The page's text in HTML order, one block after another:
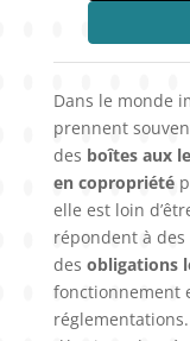
Dans le monde
prennent
des boîtes aux
en copropriété
elle est loin
répondent à des
des obligations
fonctionnement